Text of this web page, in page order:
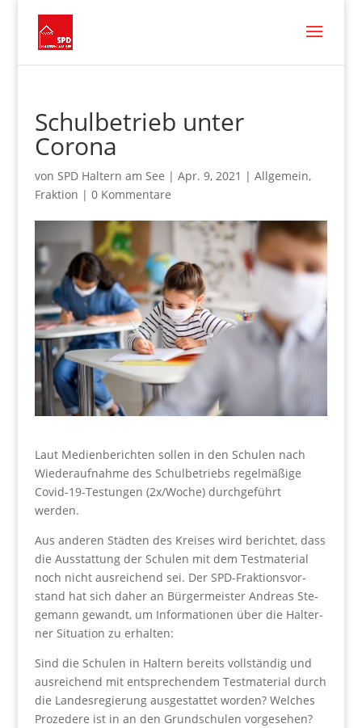
Schul­be­trieb unter
Corona
von SPD Haltern am See | Apr. 9, 2021 | Allgemein,
Fraktion | 0 Kommentare
Laut Medi­en­be­rich­ten sol­len in den Schu­len nach
Wie­der­auf­nah­me des Schul­be­triebs regel­mä­ßi­ge
Covid-19-Tes­tun­gen (2x/Woche) durch­ge­führt
werden.
Aus ande­ren Städ­ten des Krei­ses wird berich­tet, dass
die Aus­stat­tung der Schu­len mit dem Test­ma­te­ri­al
noch nicht aus­rei­chend sei. Der SPD-Frak­ti­ons­vor­
stand hat sich daher an Bür­ger­meis­ter Andre­as Ste­
ge­mann gewandt, um Infor­ma­tio­nen über die Hal­ter­
ner Situa­ti­on zu erhalten:
Sind die Schu­len in Hal­tern bereits voll­stän­dig und
aus­rei­chend mit ent­spre­chen­dem Test­ma­te­ri­al durch
die Lan­des­re­gie­rung aus­ge­stat­tet wor­den? Wel­ches
Pro­ze­de­re ist in an den Grund­schu­len vor­ge­se­hen?